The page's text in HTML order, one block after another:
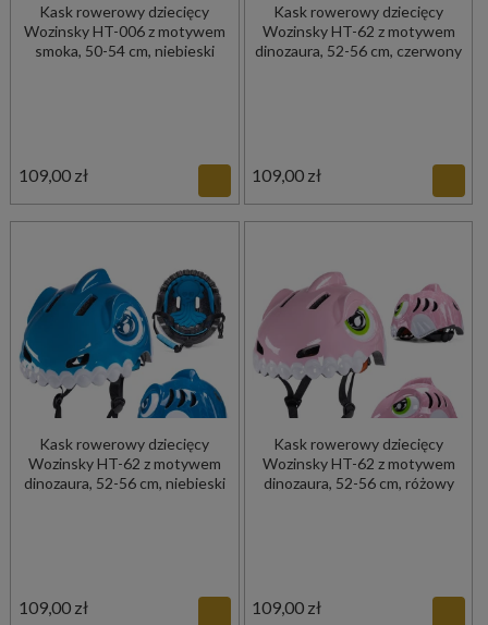
Kask rowerowy dziecięcy
Wozinsky HT-006 z motywem
smoka, 50-54 cm, niebieski
109,00 zł
Kask rowerowy dziecięcy
Wozinsky HT-62 z motywem
dinozaura, 52-56 cm, czerwony
109,00 zł
Kask rowerowy dziecięcy
Wozinsky HT-62 z motywem
dinozaura, 52-56 cm, niebieski
109,00 zł
Kask rowerowy dziecięcy
Wozinsky HT-62 z motywem
dinozaura, 52-56 cm, różowy
109,00 zł